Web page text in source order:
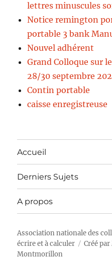
lettres minuscules
Notice remington
portable 3 bank
Nouvel adhérent
Grand Colloque sur
28/30 septembre
Contin portable
caisse enregistreuse
Accueil
Derniers Sujets
A propos
Association nationale des
écrire et à calculer
Créé par
Montmorillon